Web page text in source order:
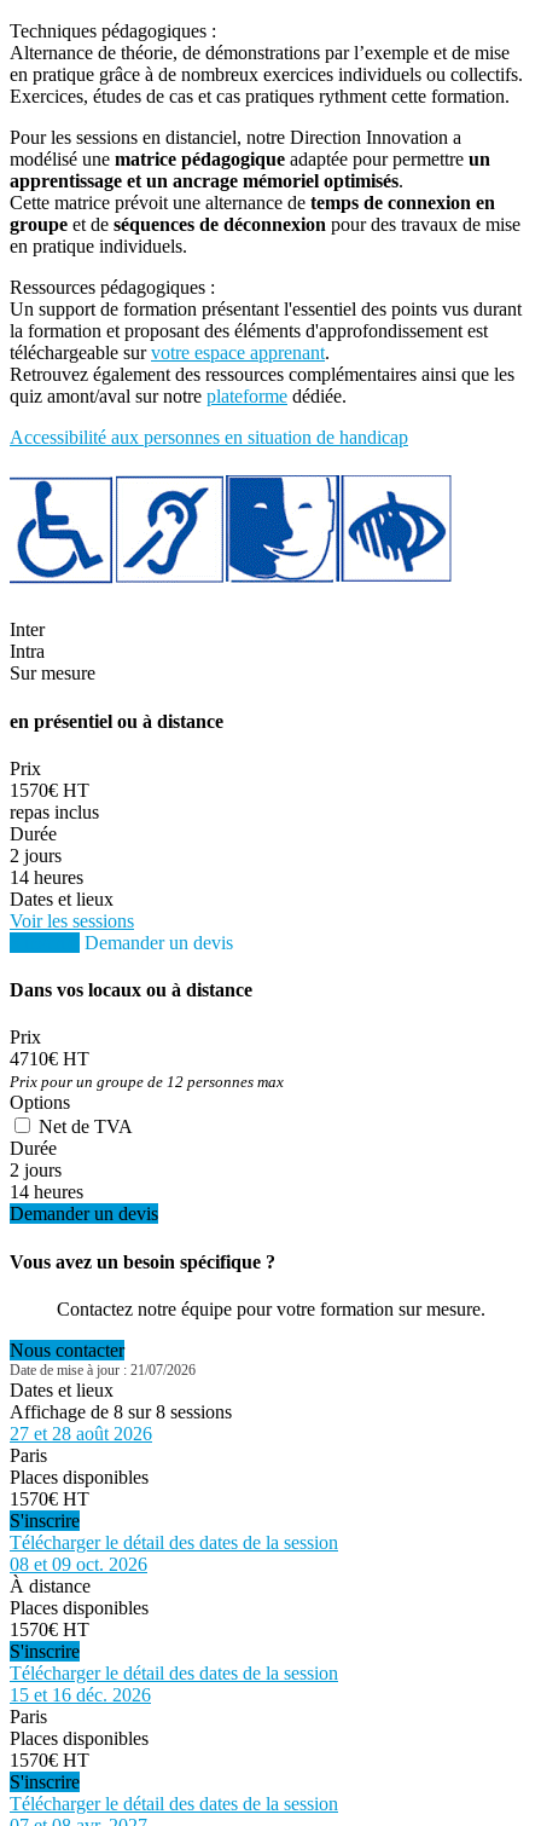
Techniques pédagogiques :
Alternance de théorie, de démonstrations par l’exemple et de mise
en pratique grâce à de nombreux exercices individuels ou collectifs.
Exercices, études de cas et cas pratiques rythment cette formation.
Pour les sessions en distanciel, notre Direction Innovation a
modélisé une matrice pédagogique adaptée pour permettre un
apprentissage et un ancrage mémoriel optimisés.
Cette matrice prévoit une alternance de temps de connexion en
groupe et de séquences de déconnexion pour des travaux de mise
en pratique individuels.
Ressources pédagogiques :
Un support de formation présentant l'essentiel des points vus durant
la formation et proposant des éléments d'approfondissement est
téléchargeable survotre espace apprenant.
Retrouvez également des ressources complémentaires ainsi que les
quiz amont/aval sur notre plateforme dédiée.
Accessibilité aux personnes en situation de handicap
Inter
Intra
Sur mesure
en présentiel ou à distance
Prix
1570€ HT
repas inclus
Durée
2 jours
14 heures
Dates et lieux
Voir les sessions
Demander un devis
Dans vos locaux ou à distance
Prix
4710€ HT
Prix pour un groupe de 12 personnes max
Options
Net de TVA
Durée
2 jours
14 heures
Demander un devis
Vous avez un besoin spécifique ?
Contactez notre équipe pour votre formation sur mesure.
Nous contacter
Date de mise à jour : 21/07/2026
Dates et lieux
Affichage de 8 sur 8 sessions
27 et 28 août 2026
Paris
Places disponibles
1570€ HT
S'inscrire
Télécharger le détail des dates de la session
08 et 09 oct. 2026
À distance
Places disponibles
1570€ HT
S'inscrire
Télécharger le détail des dates de la session
15 et 16 déc. 2026
Paris
Places disponibles
1570€ HT
S'inscrire
Télécharger le détail des dates de la session